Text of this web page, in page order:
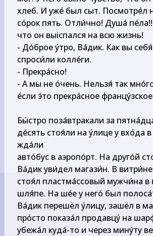
хлеб. И уже́ был сыт. Посмотре́л
со́рок пять. Отли́чно! Душа́ пе́ла!!
что он выіспался на всю жизнь!
- До́брое у́тро, Ва́дик. Как вы себя́
спроси́ли колле́ги.
- Прекра́сно!
- А мы не о́чень. Нельзя́ так
е́сли э́то прекра́сное
Бы́стро поза́втракали за
де́сять стоя́ли на у́лице у вхо́да
жда́ли
авто́бус в аэропо́рт. На друго́й
Ва́дик уви́дел магази́н. В
стоя́л пластма́ссовый мужчи́на в
шля́пе. На ше́е у него́ был
Ва́дик перешёл у́лицу, зашёл в
про́сто показа́л продавцу́ на
убежа́л куда́-то и через мину́ту